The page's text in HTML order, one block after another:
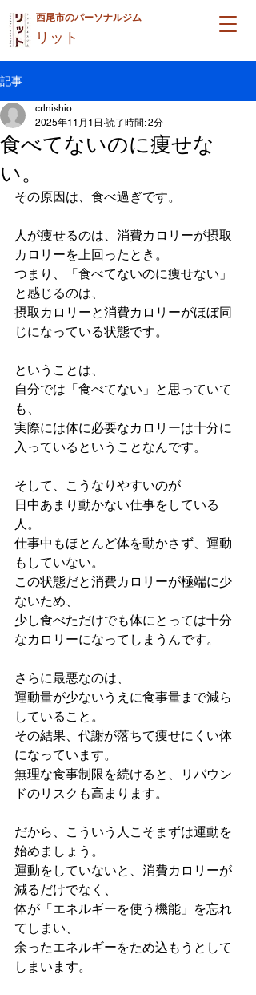
西尾市のパーソナルジム
リット
記事
食べてないのに痩せな
い。
crlnishio
2025年11月1日 読了時間: 2分
その原因は、食べ過ぎです。
人が痩せるのは、消費カロリーが摂取
カロリーを上回ったとき。
つまり、「食べてないのに痩せない」
と感じるのは、
摂取カロリーと消費カロリーがほぼ同
じになっている状態です。
ということは、
自分では「食べてない」と思っていて
も、
実際には体に必要なカロリーは十分に
入っているということなんです。
そして、こうなりやすいのが
日中あまり動かない仕事をしている
人。
仕事中もほとんど体を動かさず、運動
もしていない。
この状態だと消費カロリーが極端に少
ないため、
少し食べただけでも体にとっては十分
なカロリーになってしまうんです。
さらに最悪なのは、
運動量が少ないうえに食事量まで減ら
していること。
その結果、代謝が落ちて痩せにくい体
になっています。
無理な食事制限を続けると、リバウン
ドのリスクも高まります。
だから、こういう人こそまずは運動を
始めましょう。
運動をしていないと、消費カロリーが
減るだけでなく、
体が「エネルギーを使う機能」を忘れ
てしまい、
余ったエネルギーをため込もうとして
しまいます。